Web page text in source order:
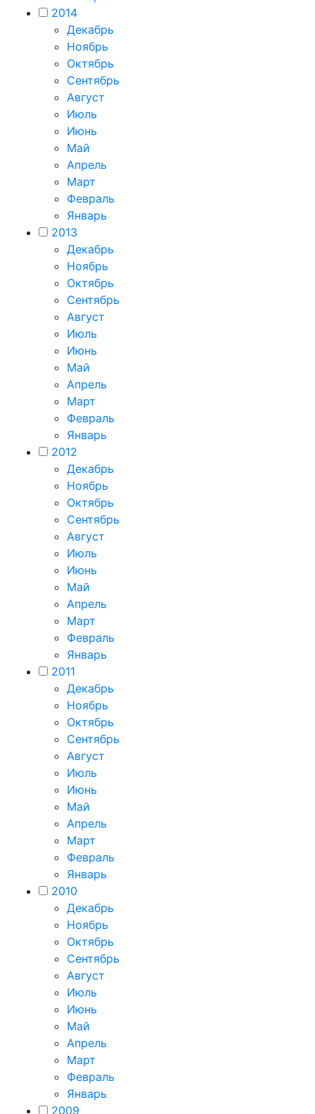
2014
Декабрь
Ноябрь
Октябрь
Сентябрь
Август
Июль
Июнь
Май
Апрель
Март
Февраль
Январь
2013
Декабрь
Ноябрь
Октябрь
Сентябрь
Август
Июль
Июнь
Май
Апрель
Март
Февраль
Январь
2012
Декабрь
Ноябрь
Октябрь
Сентябрь
Август
Июль
Июнь
Май
Апрель
Март
Февраль
Январь
2011
Декабрь
Ноябрь
Октябрь
Сентябрь
Август
Июль
Июнь
Май
Апрель
Март
Февраль
Январь
2010
Декабрь
Ноябрь
Октябрь
Сентябрь
Август
Июль
Июнь
Май
Апрель
Март
Февраль
Январь
2009